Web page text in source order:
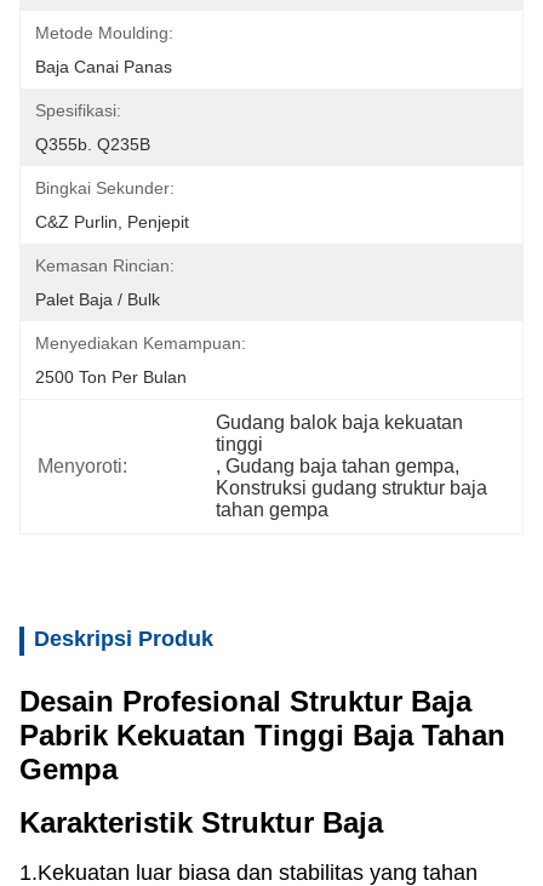
Metode Moulding:
Baja Canai Panas
Spesifikasi:
Q355b. Q235B
Bingkai Sekunder:
C&Z Purlin, Penjepit
Kemasan Rincian:
Palet Baja / Bulk
Menyediakan Kemampuan:
2500 Ton Per Bulan
Menyoroti:
Gudang balok baja kekuatan
tinggi
, Gudang baja tahan gempa,
Konstruksi gudang struktur baja
tahan gempa
Deskripsi Produk
Desain Profesional Struktur Baja
Pabrik Kekuatan Tinggi Baja Tahan
Gempa
Karakteristik Struktur Baja
1.Kekuatan luar biasa dan stabilitas yang tahan